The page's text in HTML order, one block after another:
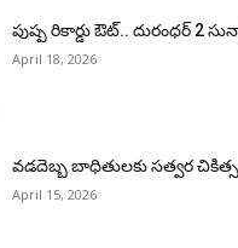
పుష్ప రికార్డు ఔట్‌.. దురంధ‌ర్ 2
April 18, 2026
వడదెబ్బ బాధితులకు సత్వర చికిత్స
April 15, 2026